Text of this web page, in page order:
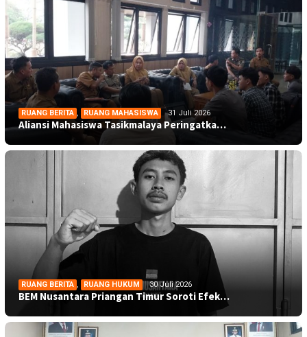
RUANG BERITA , RUANG MAHASISWA 31 Juli 2026
Aliansi Mahasiswa Tasikmalaya Peringatka…
RUANG BERITA , RUANG HUKUM 30 Juli 2026
BEM Nusantara Priangan Timur Soroti Efek…